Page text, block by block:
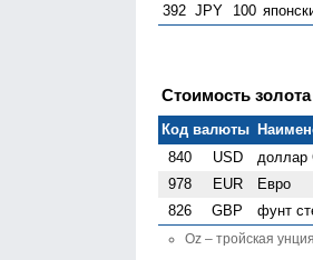
392 JPY 100
Стоимость
Код валюты
840
USD
978 EUR Евро
826 GBP фунт
Oz – тройская